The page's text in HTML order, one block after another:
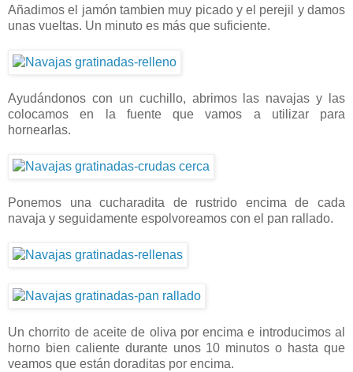
Añadimos el jamón tambien muy picado y el perejil y damos
unas vueltas. Un minuto es más que suficiente.
Ayudándonos con un cuchillo, abrimos las navajas y las
colocamos en la fuente que vamos a utilizar para
hornearlas.
Ponemos una cucharadita de rustrido encima de cada
navaja y seguidamente espolvoreamos con el pan rallado.
Un chorrito de aceite de oliva por encima e introducimos al
horno bien caliente durante unos 10 minutos o hasta que
veamos que están doraditas por encima.